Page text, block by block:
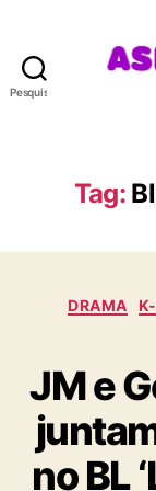
Pesquisar
Tag:
DRAMA
JM e
no BL